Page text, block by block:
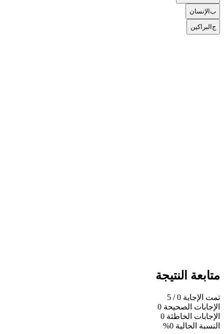
بالإنسان
جالبراكين
متابعة النتيجة
تمت الإجابة 0
/ 5
الإجابات الصحيحة 0
الإجابات الخاطئة 0
النسبة الحالية 0%